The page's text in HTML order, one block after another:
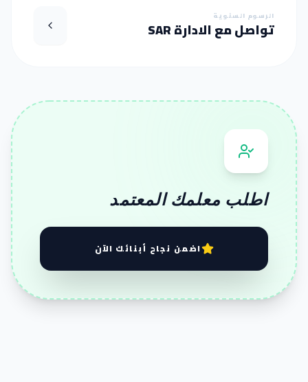
الرسوم السنوية
تواصل مع الادارة SAR
اطلب معلمك المعتمد
اضمن نجاح أبنائك الآن